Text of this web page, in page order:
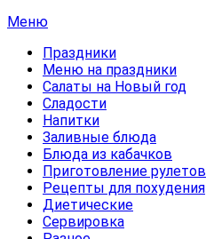
Меню
Праздники
Меню на праздники
Салаты на Новый год
Сладости
Напитки
Заливные блюда
Блюда из кабачков
Приготовление рулетов
Рецепты для похудения
Диетические
Сервировка